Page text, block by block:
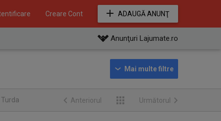
Creare Cont ADAUGĂ ANUNŢ
Anunţuri Lajumate.ro
Anteriorul Următorul